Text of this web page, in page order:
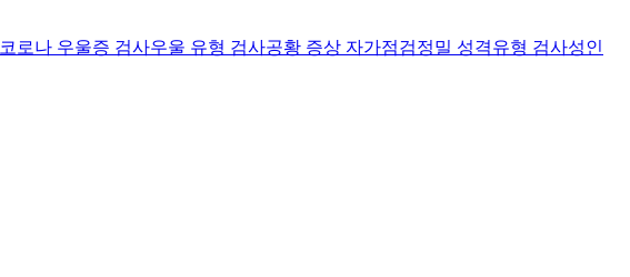
코로나 우울증 검사우울 유형 검사공황 증상 자가점검정밀 성격유형 검사성인